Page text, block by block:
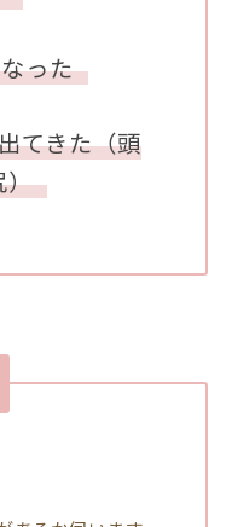
った
てきた（頭
）